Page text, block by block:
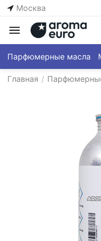
Москва
Парфюмерные масла
Главная /